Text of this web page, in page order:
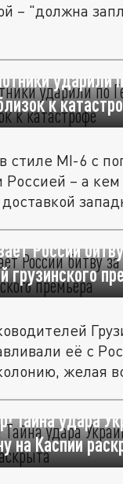
– "должна
ударили
к
стиле МI-6 с
Россией – а
России
грузинского
её с
желая
Тайна удара
на Каспии